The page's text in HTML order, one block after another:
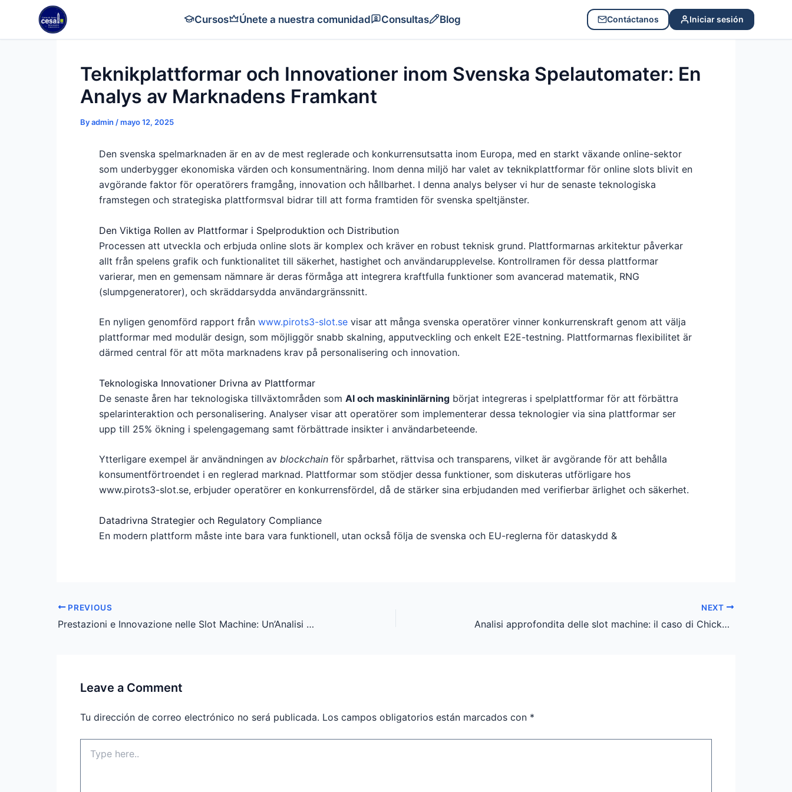
content
Cursos Únete a nuestra comunidad Consultas Blog Contáctanos Iniciar sesión
Teknikplattformar och Innovationer inom Svenska Spelautomater: En
Analys av Marknadens Framkant
Byadmin /mayo 12, 2025
Den svenska spelmarknaden är en av de mest reglerade och konkurrensutsatta inom Europa, med en starkt växande online-sektor
som underbygger ekonomiska värden och konsumentnäring. Inom denna miljö har valet av teknikplattformar för online slots blivit en
avgörande faktor för operatörers framgång, innovation och hållbarhet. I denna analys belyser vi hur de senaste teknologiska
framstegen och strategiska plattformsval bidrar till att forma framtiden för svenska speltjänster.
Den Viktiga Rollen av Plattformar i Spelproduktion och Distribution
Processen att utveckla och erbjuda online slots är komplex och kräver en robust teknisk grund. Plattformarnas arkitektur påverkar
allt från spelens grafik och funktionalitet till säkerhet, hastighet och användarupplevelse. Kontrollramen för dessa plattformar
varierar, men en gemensam nämnare är deras förmåga att integrera kraftfulla funktioner som avancerad matematik, RNG
(slumpgeneratorer), och skräddarsydda användargränssnitt.
En nyligen genomförd rapport från www.pirots3-slot.se visar att många svenska operatörer vinner konkurrenskraft genom att välja
plattformar med modulär design, som möjliggör snabb skalning, apputveckling och enkelt E2E-testning. Plattformarnas flexibilitet är
därmed central för att möta marknadens krav på personalisering och innovation.
Teknologiska Innovationer Drivna av Plattformar
De senaste åren har teknologiska tillväxtområden som AI och maskininlärning börjat integreras i spelplattformar för att förbättra
spelarinteraktion och personalisering. Analyser visar att operatörer som implementerar dessa teknologier via sina plattformar ser
upp till 25% ökning i spelengagemang samt förbättrade insikter i användarbeteende.
Ytterligare exempel är användningen av blockchain för spårbarhet, rättvisa och transparens, vilket är avgörande för att behålla
konsumentförtroendet i en reglerad marknad. Plattformar som stödjer dessa funktioner, som diskuteras utförligare hos
www.pirots3-slot.se, erbjuder operatörer en konkurrensfördel, då de stärker sina erbjudanden med verifierbar ärlighet och säkerhet.
Datadrivna Strategier och Regulatory Compliance
En modern plattform måste inte bara vara funktionell, utan också följa de svenska och EU-reglerna för dataskydd &
PREVIOUS
Prestazioni e Innovazione nelle Slot Machine: Un’Analisi Approfondita
NEXT
Analisi approfondita delle slot machine: il caso di Chicken Road 2
Leave a Comment
Tu dirección de correo electrónico no será publicada. Los campos obligatorios están marcados con *
here..